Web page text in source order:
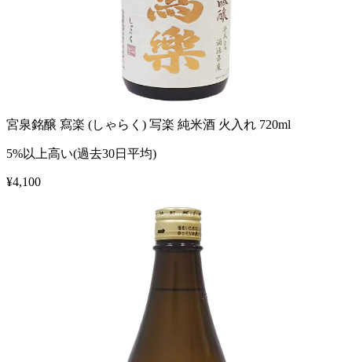
宮泉銘醸 寫楽 (しゃらく) 写楽 純米酒 火入れ 720ml
5%以上高い(過去30日平均)
¥4,100